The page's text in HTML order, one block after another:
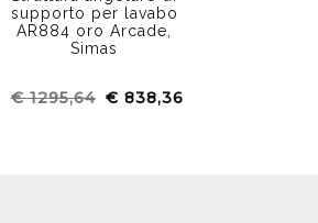
supporto per lavabo
AR884 oro Arcade,
Simas
€ 1295,64 € 838,36